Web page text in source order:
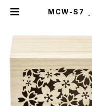
MCW-S7